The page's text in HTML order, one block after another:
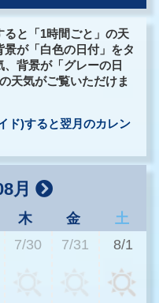
と「1時間ごと」の天
が「白色の日付」をタ
背景が「グレーの日
天気がご覧いただけま
ド)すると翌月のカレン
月
木 金
土
7/30 7/31 8/1